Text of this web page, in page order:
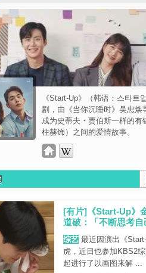
《Start-Up》（韩语：스타
剧，由《当你沉睡时》吴忠
成为史蒂夫・贾伯斯一样的
柱赫饰）之间的爱情故事。
[有片]《Start-Up》
道破：「不断思考自
综艺最近因演出《
虎，近日也参加KBS2
起进行了以画图来解 ...